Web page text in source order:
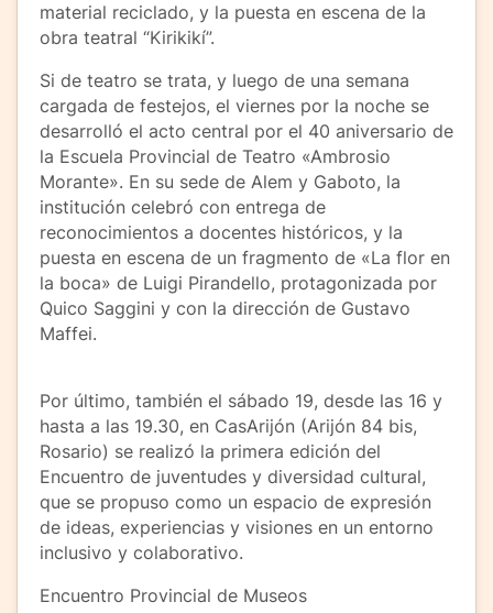
material reciclado, y la puesta en escena de la
obra teatral “Kirikikí”.
Si de teatro se trata, y luego de una semana
cargada de festejos, el viernes por la noche se
desarrolló el acto central por el 40 aniversario de
la Escuela Provincial de Teatro «Ambrosio
Morante». En su sede de Alem y Gaboto, la
institución celebró con entrega de
reconocimientos a docentes históricos, y la
puesta en escena de un fragmento de «La flor en
la boca» de Luigi Pirandello, protagonizada por
Quico Saggini y con la dirección de Gustavo
Maffei.
Por último, también el sábado 19, desde las 16 y
hasta a las 19.30, en CasArijón (Arijón 84 bis,
Rosario) se realizó la primera edición del
Encuentro de juventudes y diversidad cultural,
que se propuso como un espacio de expresión
de ideas, experiencias y visiones en un entorno
inclusivo y colaborativo.
Encuentro Provincial de Museos